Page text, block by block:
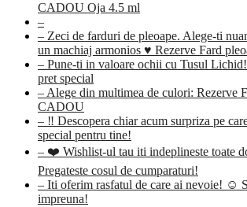
CADOU Oja 4.5 ml
–
– Zeci de farduri de pleoape. Alege-ti
un machiaj armonios ♥ Rezerve Fard
– Pune-ti in valoare ochii cu Tusul
pret special
– Alege din multimea de culori: Rezerve
CADOU
– ‼ Descopera chiar acum surpriza pe
special pentru tine!
– ❤️ Wishlist-ul tau iti indeplineste toate
Pregateste cosul de cumparaturi!
– Iti oferim rasfatul de care ai nevoie! ☺️
impreuna!